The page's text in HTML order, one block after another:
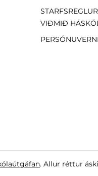
VIÐMIÐ
. Allur réttur